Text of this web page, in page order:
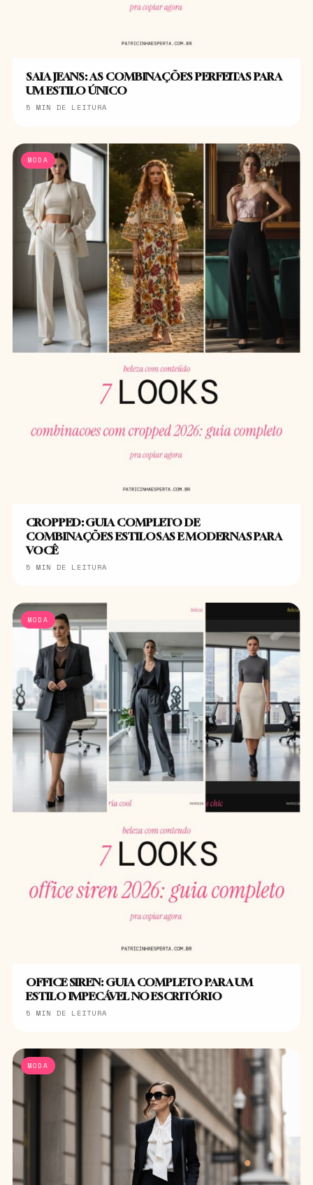
SAIA JEANS: AS COMBINAÇÕES PERFEITAS PARA
UM ESTILO ÚNICO
5 MIN DE LEITURA
MODA
CROPPED: GUIA COMPLETO DE
COMBINAÇÕES ESTILOSAS E MODERNAS PARA
VOCÊ
5 MIN DE LEITURA
MODA
OFFICE SIREN: GUIA COMPLETO PARA UM
ESTILO IMPECÁVEL NO ESCRITÓRIO
5 MIN DE LEITURA
MODA